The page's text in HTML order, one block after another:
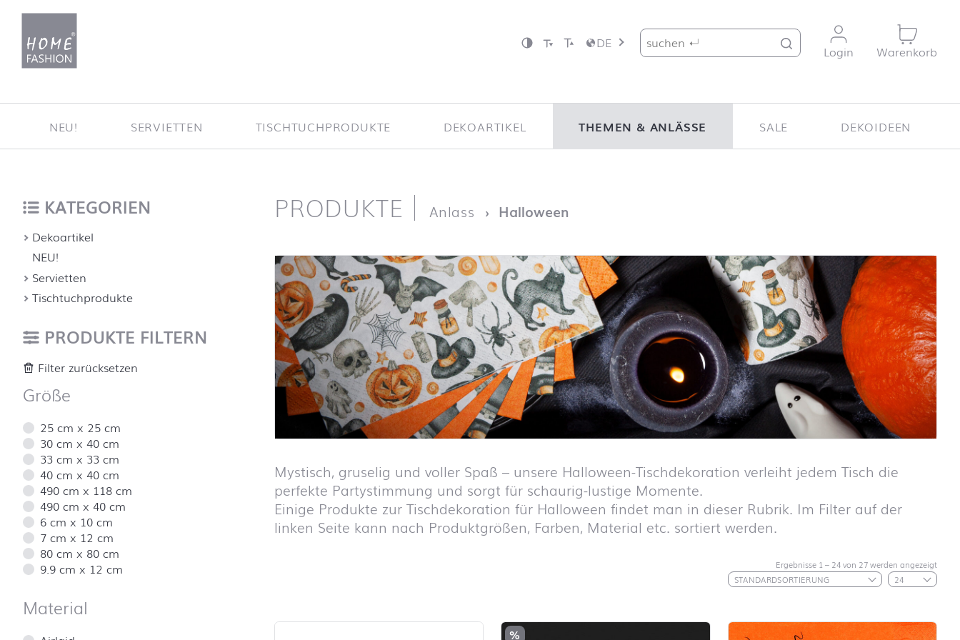
DE
Suche nach:
Login
Warenkorb
NEU! SERVIETTEN TISCHTUCHPRODUKTE DEKOARTIKEL THEMEN & ANLÄSSE
Schulanfang
Dinosaurier
SALE DEKOIDEEN
Startseite
PRODUKTE Anlass Halloween
Mystisch, gruselig und voller Spaß – unsere Halloween-Tischdekoration verleiht jedem Tisch die
perfekte Partystimmung und sorgt für schaurig-lustige Momente.
Einige Produkte zur Tischdekoration für Halloween findet man in dieser Rubrik. Im Filter auf der
linken Seite kann nach Produktgrößen, Farben, Material etc. sortiert werden.
Ergebnisse 1 – 24 von 27 werden angezeigt
%
KATEGORIEN
Dekoartikel
NEU!
Servietten
Tischtuchprodukte
PRODUKTE FILTERN
Filter zurücksetzen
Größe
25 cm x 25 cm
30 cm x 40 cm
33 cm x 33 cm
40 cm x 40 cm
490 cm x 118 cm
490 cm x 40 cm
6 cm x 10 cm
7 cm x 12 cm
80 cm x 80 cm
9.9 cm x 12 cm
Material
nach oben